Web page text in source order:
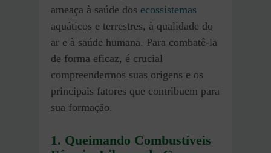
ameaça à saúde dos ecossistemas
aquáticos e terrestres, à qualidade do
ar e à saúde humana. Para combatê-la
de forma eficaz, é crucial
compreendermos suas origens e os
principais fatores que contribuem para
sua formação.
1. Queimando Combustíveis